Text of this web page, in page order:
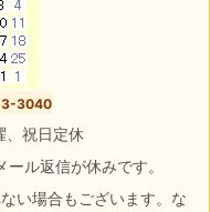
3040
祝日定休
ル返信が休みです。
い場合もございます。な